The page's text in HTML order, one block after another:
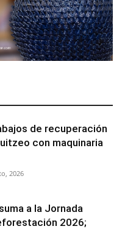
de recuperación
con maquinaria
2026
a la Jornada
2026;